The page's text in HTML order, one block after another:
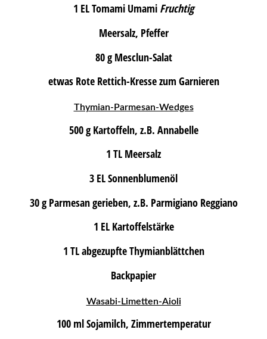
1 EL Tomami Umami Fruchtig
Meersalz, Pfeffer
80 g Mesclun-Salat
etwas Rote Rettich-Kresse zum Garnieren
Thymian-Parmesan-Wedges
500 g Kartoffeln, z.B. Annabelle
1 TL Meersalz
3 EL Sonnenblumenöl
30 g Parmesan gerieben, z.B. Parmigiano Reggiano
1 EL Kartoffelstärke
1 TL abgezupfte Thymianblättchen
Backpapier
Wasabi-Limetten-Aioli
100 ml Sojamilch, Zimmertemperatur